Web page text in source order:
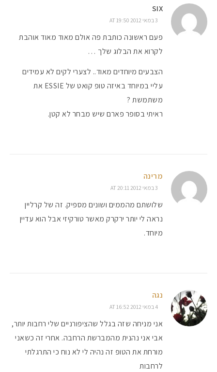
SIX
3 במאי 2012 AT 19:50
פעם ראשונה כותבת פה אולם מאוד מאוד אוהבת
לקרוא את הבלוג שלך …
הצבעים מיוחדים מאוד.. לצערי לקים לא עמידים
עליי במיוחד באיזה טופ קואט של ESSIE את
משתמשת ?
ראיתי בסופר פארם שיש מבחר לא קטן.
מרינה
3 במאי 2012 AT 20:11
שלושתם מהממים ושונים מספיק. זה של קרליין
נראה לי יותר ירקרק מאשר טורקיזי אבל הוא עדיין
מיוחד.
נגה
4 במאי 2012 AT 16:52
אני מניחה שזה בגלל שהציפורניים שלי רחבות יותר,
אבי אני נהנית מהמברשת הרחבה. אחרי זה כשאני
מורחת את הטופ זה נהיה לי לא נוח כי התרגלתי
לרחבות